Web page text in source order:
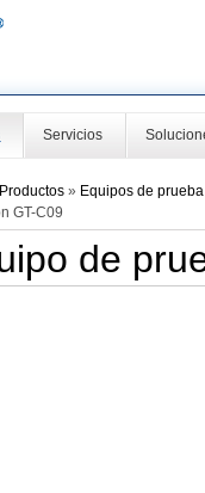
Servicios
Productos» Equipos de
GT-C09
de